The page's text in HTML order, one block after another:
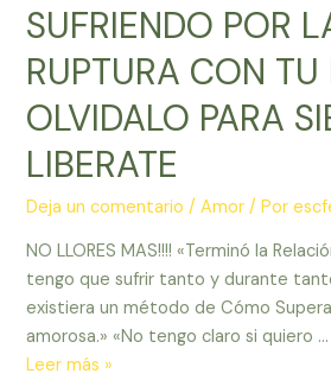
TU
AQUI
TE
DECIMOS
COMO
PARA
SIEMPRE!
SUFRIENDO POR
RUPTURA CON TU
OLVIDALO PARA
LIBERATE
Deja un comentario /Amor / Por
NO LLORES MAS!!!! «Terminó la
tengo que sufrir tanto y durante
existiera un método de Cómo
amorosa.» «No tengo claro si quiero …
SUFRIENDO
Leer más »